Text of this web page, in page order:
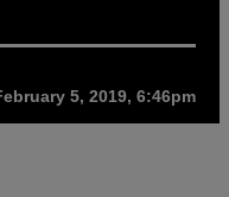
5, 2019, 6:46pm